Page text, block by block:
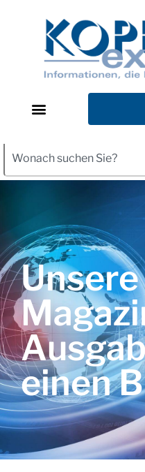
Unsere
einen